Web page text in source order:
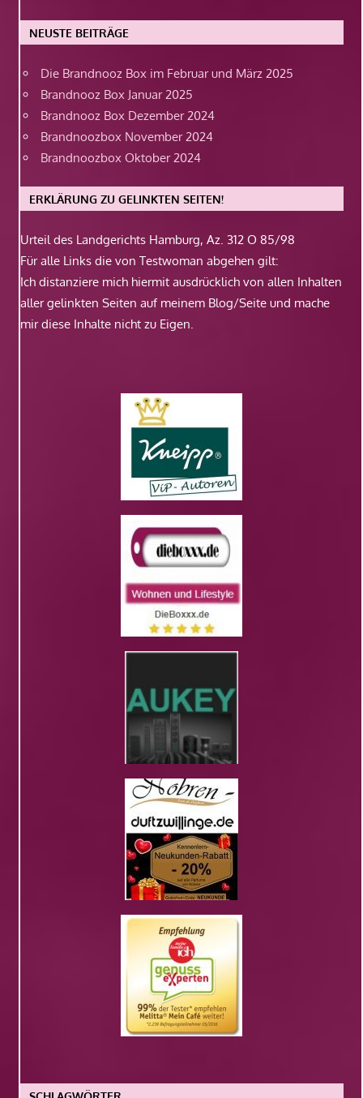
NEUSTE BEITRÄGE
Die Brandnooz Box im Februar und März 2025
Brandnooz Box Januar 2025
Brandnooz Box Dezember 2024
Brandnoozbox November 2024
Brandnoozbox Oktober 2024
ERKLÄRUNG ZU GELINKTEN SEITEN!
Urteil des Landgerichts Hamburg, Az. 312 O 85/98
Für alle Links die von Testwoman abgehen gilt:
Ich distanziere mich hiermit ausdrücklich von allen Inhalten
aller gelinkten Seiten auf meinem Blog/Seite und mache
mir diese Inhalte nicht zu Eigen.